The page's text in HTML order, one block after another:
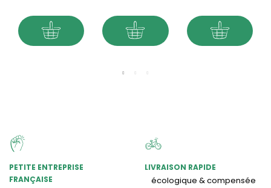
PETITE ENTREPRISE
FRANÇAISE
LIVRAISON RAPIDE
écologique & compensée